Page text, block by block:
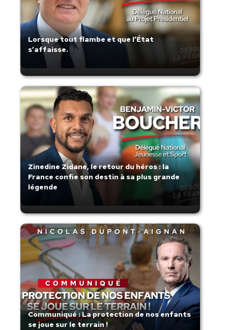
Lorsque tout flambe et que l’État
s’affaisse.
Zinedine Zidane, le retour du héros : la
France confie son destin à sa plus grande
légende
Communiqué : La protection de nos enfants
se joue sur le terrain !